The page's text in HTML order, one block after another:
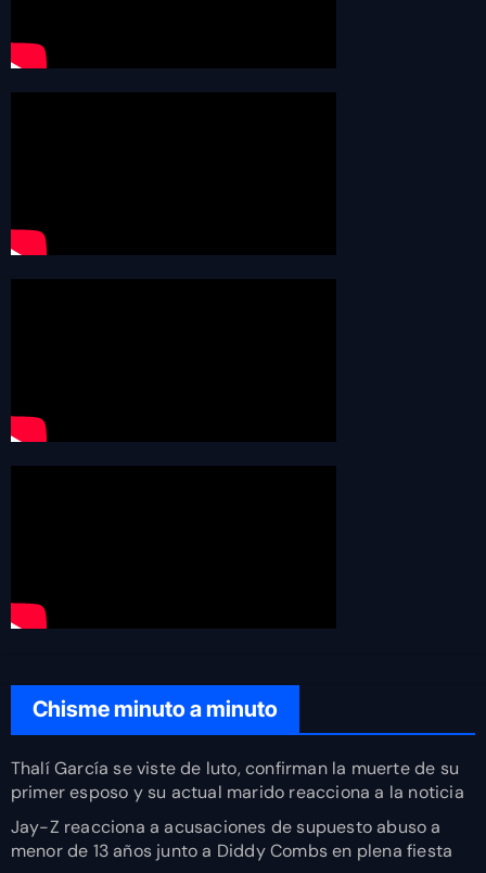
Chisme minuto a minuto
Thalí García se viste de luto, confirman la muerte de su
primer esposo y su actual marido reacciona a la noticia
Jay-Z reacciona a acusaciones de supuesto abuso a
menor de 13 años junto a Diddy Combs en plena fiesta